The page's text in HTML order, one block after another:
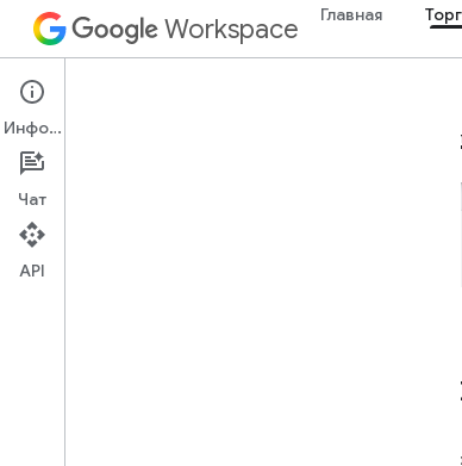
Workspace Главная
Marketplace
Обзор Справочные
Информация
Чат
API